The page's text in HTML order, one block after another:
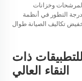
وخزانات
التطور في أنظمة
تكاليف الصيانة طوال
ذات
النقاء العالي